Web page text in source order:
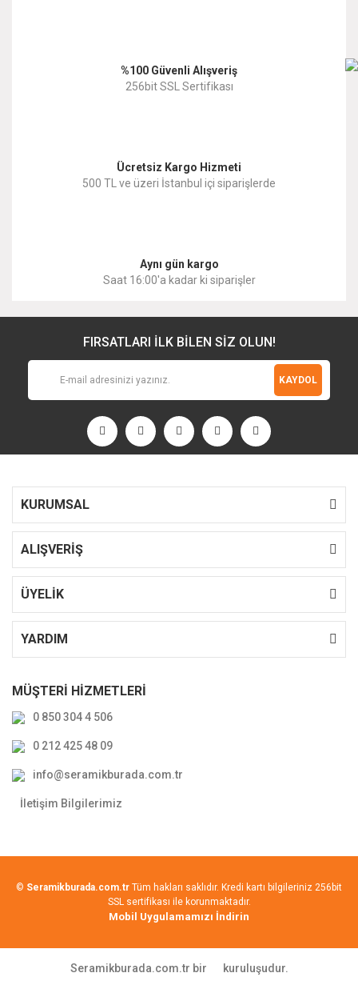
Ürün fiyatı diğer sitelerden daha pahalı.
%100 Güvenli Alışveriş
256bit SSL Sertifikası
Ücretsiz Kargo Hizmeti
500 TL ve üzeri İstanbul içi siparişlerde
Aynı gün kargo
Saat 16:00'a kadar ki siparişler
FIRSATLARI İLK BİLEN SİZ OLUN!
KAYDOL
KURUMSAL
ALIŞVERİŞ
ÜYELİK
YARDIM
MÜŞTERİ HİZMETLERİ
0 850 304 4 506
0 212 425 48 09
info@seramikburada.com.tr
İletişim Bilgilerimiz
© Seramikburada.com.tr Tüm hakları saklıdır. Kredi kartı bilgileriniz 256bit
SSL sertifikası ile korunmaktadır.
Mobil Uygulamamızı İndirin
Seramikburada.com.tr bir kuruluşudur.